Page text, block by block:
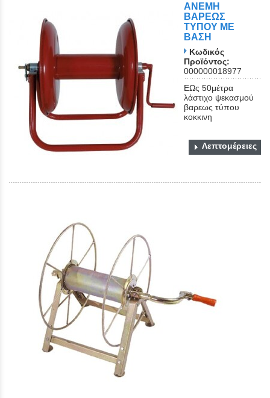
ΑΝΕΜΗ
ΒΑΡΕΩΣ
ΤΥΠΟΥ ΜΕ
ΒΑΣΗ
Κωδικός
Προϊόντος:
000000018977
ΕΩς 50μέτρα
λάστιχο ψεκασμού
βαρεως τύπου
κοκκινη
Λεπτομέρειες